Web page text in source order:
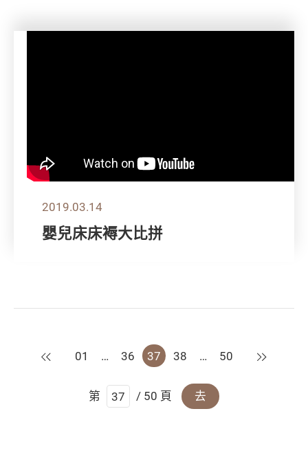
2019.03.14
嬰兒床床褥大比拼
上一頁
01 … 36 37 38 … 50 下一頁
第 / 50 頁 去